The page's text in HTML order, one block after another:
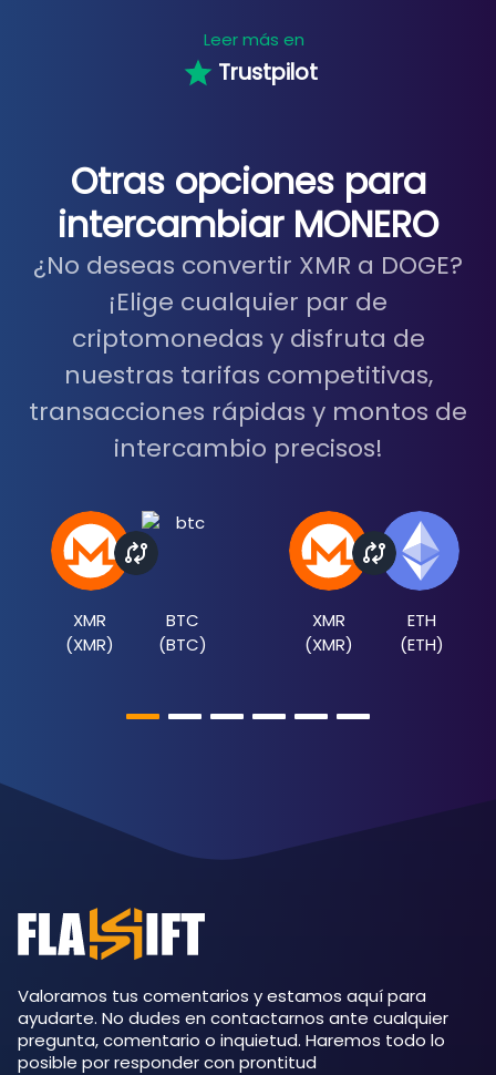
Leer más en
Trustpilot
Otras opciones para
intercambiar MONERO
¿No deseas convertir XMR a DOGE?
¡Elige cualquier par de
criptomonedas y disfruta de
nuestras tarifas competitivas,
transacciones rápidas y montos de
intercambio precisos!
XMR
(XMR)
BTC
(BTC)
XMR
(XMR)
ETH
(ETH)
Valoramos tus comentarios y estamos aquí para
ayudarte. No dudes en contactarnos ante cualquier
pregunta, comentario o inquietud. Haremos todo lo
posible por responder con prontitud